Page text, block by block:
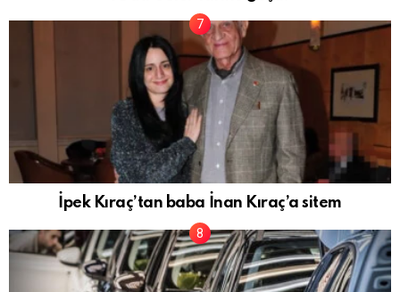
İpek Kıraç’tan baba İnan Kıraç’a sitem